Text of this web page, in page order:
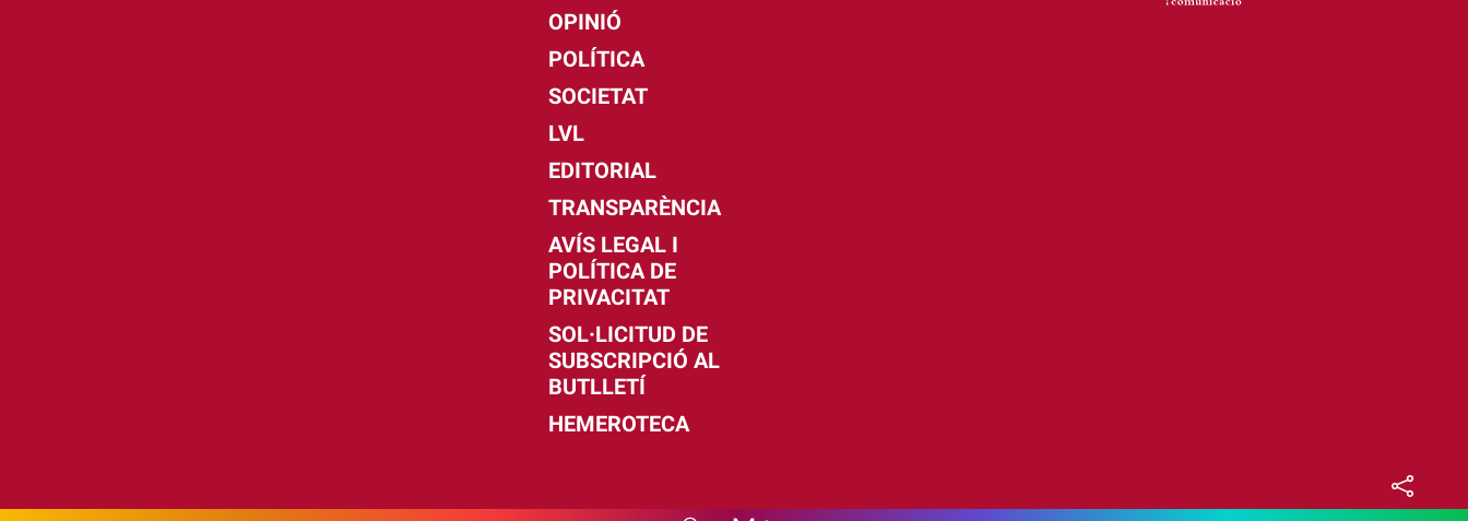
OPINIÓ
POLÍTICA
SOCIETAT
LVL
EDITORIAL
TRANSPARÈNCIA
AVÍS LEGAL I
POLÍTICA DE
PRIVACITAT
SOL·LICITUD DE
SUBSCRIPCIÓ AL
BUTLLETÍ
HEMEROTECA